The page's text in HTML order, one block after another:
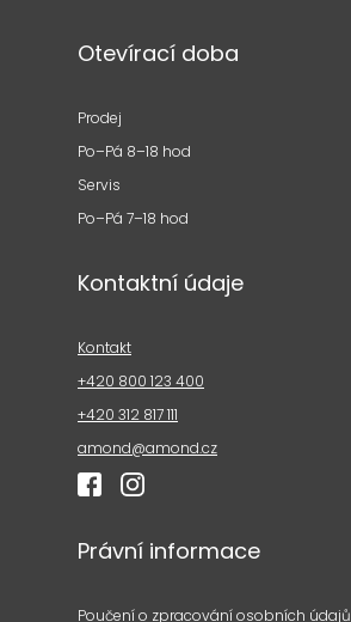
Otevírací doba
Prodej
Po–Pá 8–18 hod
Servis
Po–Pá 7–18 hod
Kontaktní údaje
Kontakt
+420 800 123 400
+420 312 817 111
amond@amond.cz
Právní informace
Poučení o zpracování osobních údajů